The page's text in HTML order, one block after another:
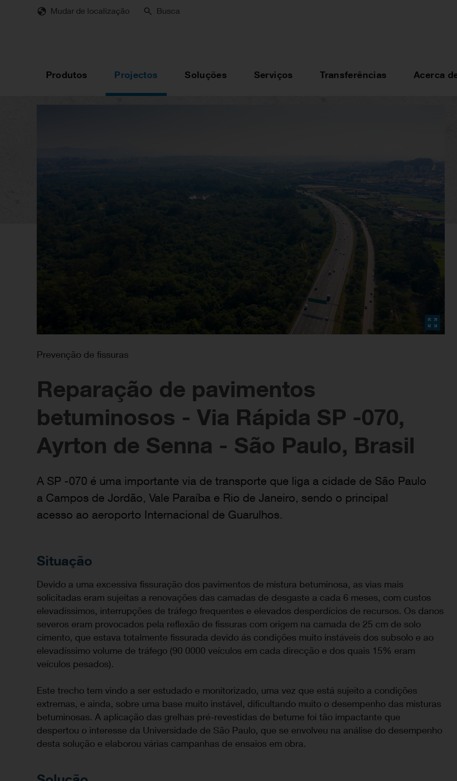
Mudar de localização Busca
Produtos Projectos Soluções Serviços Transferências Acerca
Prevenção de fissuras
Reparação de pavimentos
betuminosos - Via Rápida SP -070,
Ayrton de Senna - São Paulo, Brasil
A SP -070 é uma importante via de transporte que liga a cidade de São Paulo
a Campos de Jordão, Vale Paraíba e Rio de Janeiro, sendo o principal
acesso ao aeroporto Internacional de Guarulhos.
Situação
Devido a uma excessiva fissuração dos pavimentos de mistura betuminosa, as vias mais
solicitadas eram sujeitas a renovações das camadas de desgaste a cada 6 meses, com custos
elevadíssimos, interrupções de tráfego frequentes e elevados desperdícios de recursos. Os danos
severos eram provocados pela reflexão de fissuras com origem na camada de 25 cm de solo
cimento, que estava totalmente fissurada devido ás condições muito instáveis dos subsolo e ao
elevadíssimo volume de tráfego (90 0000 veículos em cada direcção e dos quais 15% eram
veículos pesados).
Este trecho tem vindo a ser estudado e monitorizado, uma vez que está sujeito a condições
extremas, e ainda, sobre uma base muito instável, dificultando muito o desempenho das misturas
betuminosas. A aplicação das grelhas pré-revestidas de betume foi tão impactante que
despertou o interesse da Universidade de São Paulo, que se envolveu na análise do desempenho
desta solução e elaborou várias campanhas de ensaios em obra.